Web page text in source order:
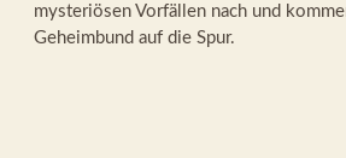
mysteriösen Vorfällen nach und
Geheimbund auf die Spur.